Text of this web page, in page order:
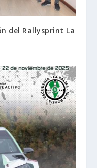
del Rallysprint La